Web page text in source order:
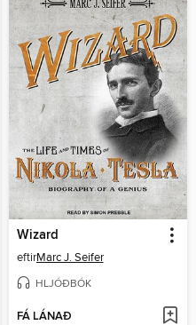
Wizard
eftirMarc J. Seifer
HLJÓÐBÓK
FÁ LÁNAÐ